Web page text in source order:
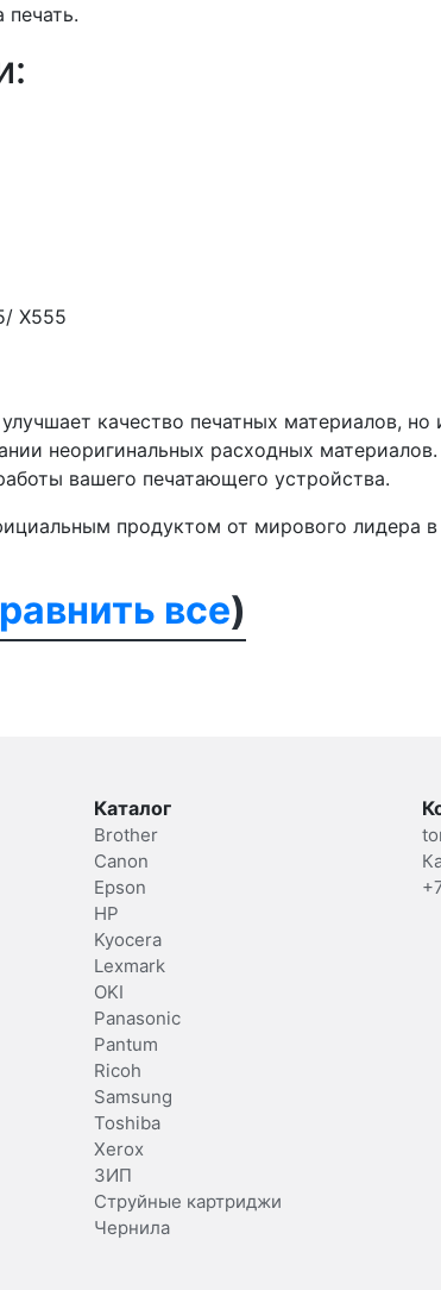
X555
качество печатных материалов,
неоригинальных расходных
вашего печатающего устройства.
продуктом от мирового лидера
все)
Каталог
Brother
Canon
Epson
HP
Kyocera
Lexmark
OKI
Panasonic
Pantum
Ricoh
Samsung
Toshiba
Xerox
ЗИП
Струйные картриджи
Чернила